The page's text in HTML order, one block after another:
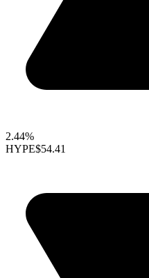
2.44%
HYPE$54.41